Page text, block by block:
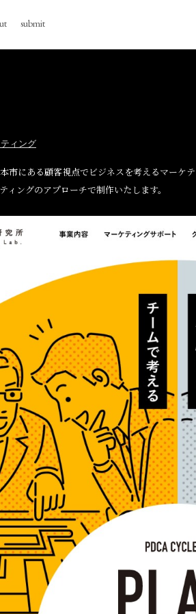
submit
ィング
市にある顧客視点でビジネスを考えるマー
ングのアプローチで制作いたします。